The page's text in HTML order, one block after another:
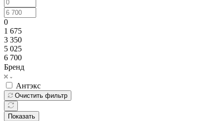
0
1 675
3 350
5 025
6 700
Бренд
Антэкс
Очистить фильтр
Показать